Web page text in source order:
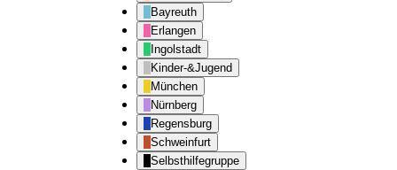
Bayreuth
Erlangen
Ingolstadt
Kinder-&Jugend
München
Nürnberg
Regensburg
Schweinfurt
Selbsthilfegruppe